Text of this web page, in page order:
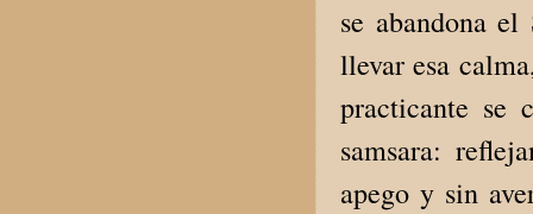
se abandona
llevar esa
practicante se
samsara:
apego y sin